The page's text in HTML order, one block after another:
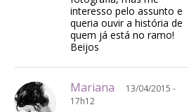
interesso pelo assunto e
queria ouvir a história de
quem já está no ramo!
Beijos
Mariana
13/04/2015 -
17h12